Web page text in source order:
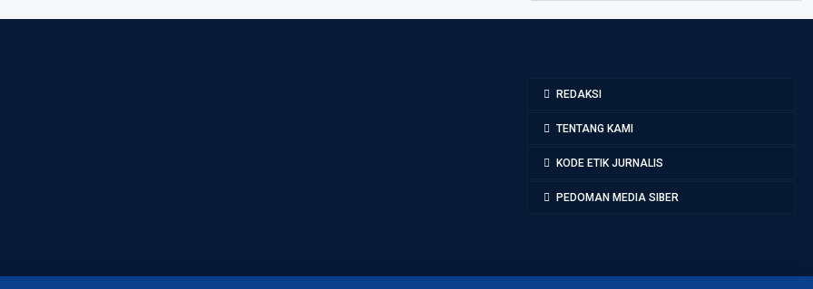
REDAKSI
TENTANG KAMI
KODE ETIK JURNALIS
PEDOMAN MEDIA SIBER